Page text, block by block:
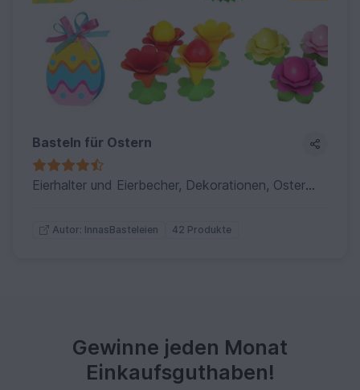
Basteln für Ostern
Eierhalter und Eierbecher, Dekorationen, Osterkarten und Geschenkverpackungen - eben alles, damit das Osterfest so richtig bunt wird.
Autor: InnasBasteleien 42 Produkte
Gewinne jeden Monat
Einkaufsguthaben!